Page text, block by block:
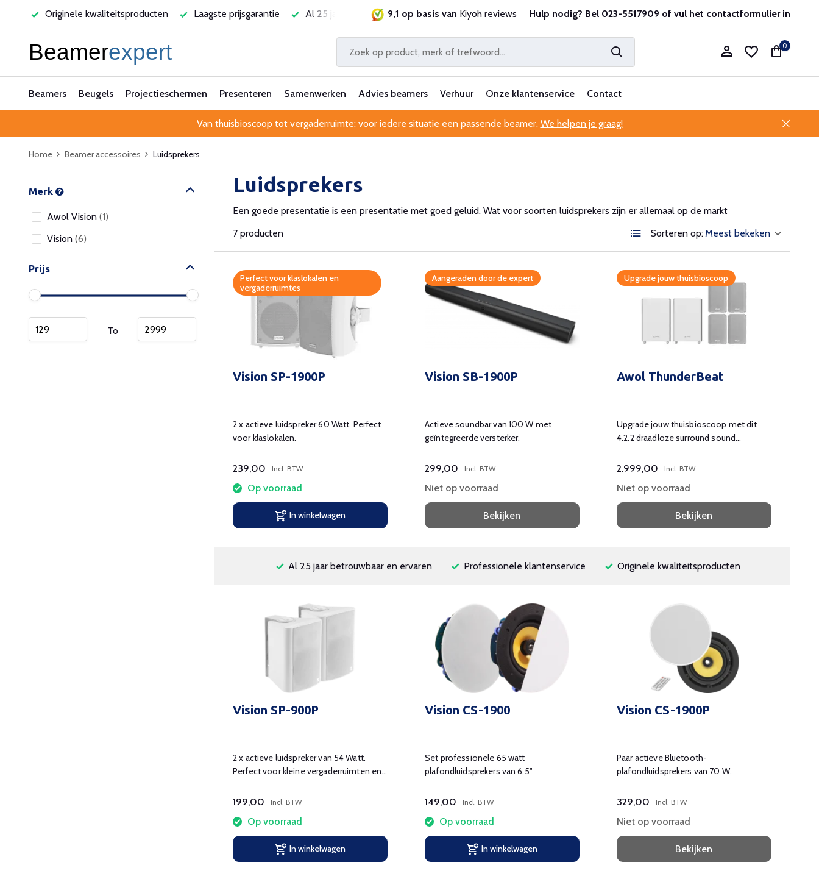
Laagste prijsgarantie Al 25 jaar betrouwbaar en ervaren Professionele klantenservice
9,1 op basis van Kiyoh reviews Hulp nodig? Bel 023-5517909 of vul het contactformulierin
0
Beamers Beugels Projectieschermen Presenteren Samenwerken Advies beamers Verhuur Onze klantenservice Contact
Van thuisbioscoop tot vergaderruimte: voor iedere situatie een passende beamer. We helpen je graag!
Home Beamer accessoires Luidsprekers
Merk
Awol Vision (1)
Vision (6)
Prijs
To
Luidsprekers
Een goede presentatie is een presentatie met goed geluid. Wat voor soorten luidsprekers zijn er allemaal op de markt
7 producten
Sorteren op:
Perfect voor klaslokalen en
vergaderruimtes
Vision SP-1900P
2 x actieve luidspreker 60 Watt. Perfect
voor klaslokalen.
239,00 Incl. BTW
Op voorraad
In winkelwagen
Aangeraden door de expert
Vision SB-1900P
Actieve soundbar van 100 W met
geïntegreerde versterker.
299,00 Incl. BTW
Niet op voorraad
Bekijken
Upgrade jouw thuisbioscoop
Awol ThunderBeat
Upgrade jouw thuisbioscoop met dit
4.2.2 draadloze surround sound
2.999,00 Incl. BTW
Niet op voorraad
Bekijken
Al 25 jaar betrouwbaar en ervaren Professionele klantenservice Originele kwaliteitsproducten
Vision SP-900P
2 x actieve luidspreker van 54 Watt.
Perfect voor kleine vergaderruimten en
199,00 Incl. BTW
Op voorraad
In winkelwagen
Vision CS-1900
Set professionele 65 watt
plafondluidsprekers van 6,5"
149,00 Incl. BTW
Op voorraad
In winkelwagen
Vision CS-1900P
Paar actieve Bluetooth-
plafondluidsprekers van 70 W.
329,00 Incl. BTW
Niet op voorraad
Bekijken